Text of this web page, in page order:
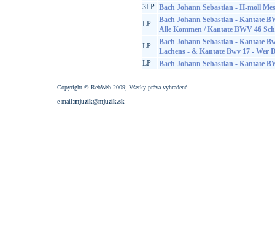
3LP Bach Johann Sebastian - H-moll
LP
Bach Johann Sebastian - Kantate
Alle Kommen / Kantate BWV 46
LP
Bach Johann Sebastian - Kantate
Lachens - & Kantate Bwv 17 - Wer
LP
Bach Johann Sebastian - Kantate
Copyright © RebWeb 2009; Všetky práva vyhradené
e-mail:mjuzik@mjuzik.sk